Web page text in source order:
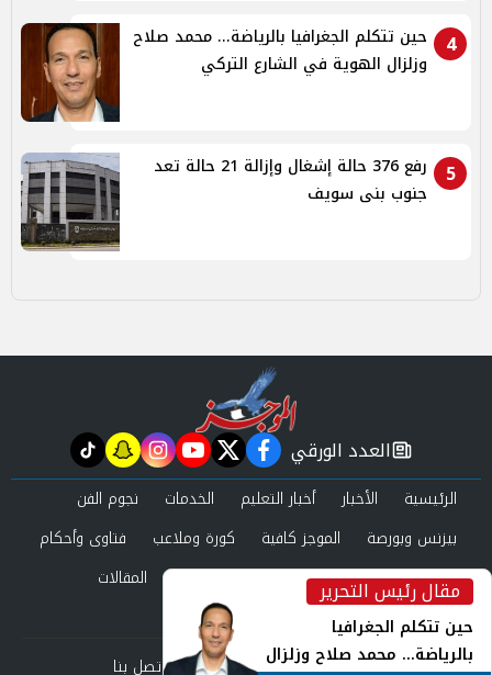
4
حين تتكلم الجغرافيا بالرياضة... محمد صلاح
وزلزال الهوية في الشارع التركي
5
رفع 376 حالة إشغال وإزالة 21 حالة تعد
جنوب بنى سويف
مقال رئيس التحرير
حين تتكلم الجغرافيا
بالرياضة... محمد صلاح وزلزال
newspaper
العدد الورقي facebook
twitter
youtube
instagram
snapchat
tiktok
الرئيسية الأخبار أخبار التعليم الخدمات
نجوم الفن
بيزنس وبورصة
الموجز كافية كورة وملاعب
فتاوى وأحكام
صحة وجمال
عرب وعالم حوادث ومحاكم
المقالات
العدد الورقي
من نحن
سياسة الخصوصية اتصل بنا